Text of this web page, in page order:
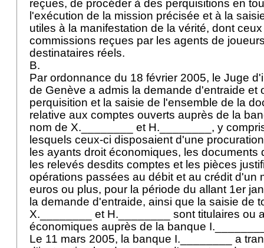
reçues, de procéder à des perquisitions en
l'exécution de la mission précisée et à la
utiles à la manifestation de la vérité, dont
commissions reçues par les agents de
destinataires réels.
B.
Par ordonnance du 18 février 2005, le Juge
de Genève a admis la demande d'entraide et
perquisition et la saisie de l'ensemble de la
relative aux comptes ouverts auprès de la
nom de X.________ et H.________, y
lesquels ceux-ci disposaient d'une
les ayants droit économiques, les documents
les relevés desdits comptes et les pièces
opérations passées au débit et au crédit d'un
euros ou plus, pour la période du allant 1er
la demande d'entraide, ainsi que la saisie de
X.________ et H.________ sont titulaires ou
économiques auprès de la banque
Le 11 mars 2005, la banque I.________ a